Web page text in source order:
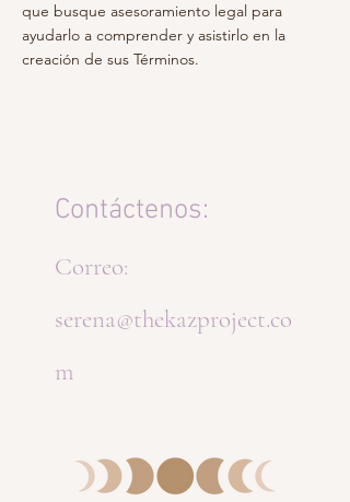
que busque asesoramiento legal para
ayudarlo a comprender y asistirlo en la
creación de sus Términos.
Contáctenos:
Correo:
serena@thekazproject.co
m